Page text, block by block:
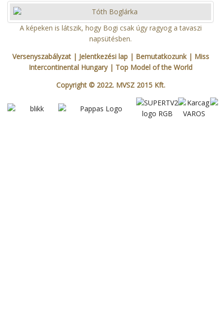
A képeken is látszik, hogy Bogi csak úgy ragyog a tavaszi
napsütésben.
Versenyszabályzat| Jelentkezési lap | Bemutatkozunk| Miss
Intercontinental Hungary| Top Model of the World
Copyright © 2022. MVSZ 2015 Kft.